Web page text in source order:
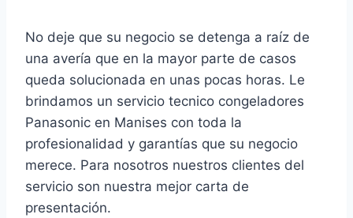
No deje que su negocio se detenga a raíz de
una avería que en la mayor parte de casos
queda solucionada en unas pocas horas. Le
brindamos un servicio tecnico congeladores
Panasonic en Manises con toda la
profesionalidad y garantías que su negocio
merece. Para nosotros nuestros clientes del
servicio son nuestra mejor carta de
presentación.